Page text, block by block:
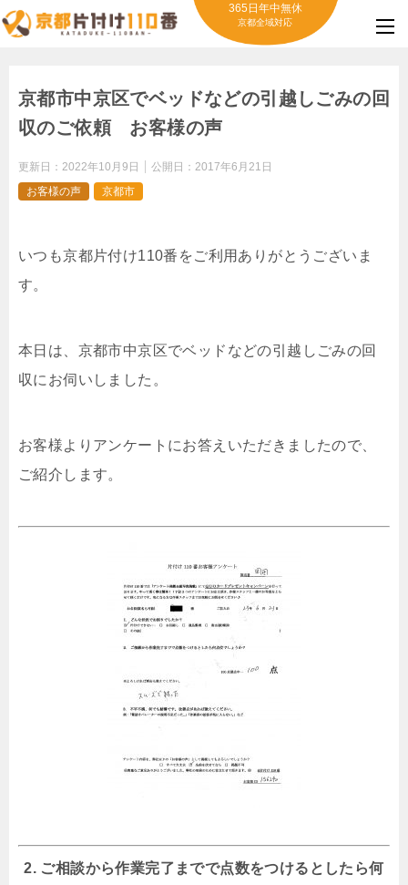
365日年中無休
京都全域対応
京都市中京区でベッドなどの引越しごみの回
収のご依頼 お客様の声
更新日： 2022年10月9日 公開日： 2017年6月21日
お客様の声
京都市
いつも京都片付け110番をご利用ありがとうございま
す。
本日は、京都市中京区でベッドなどの引越しごみの回
収にお伺いしました。
お客様よりアンケートにお答えいただきましたので、
ご紹介します。
2. ご相談から作業完了までで点数をつけるとしたら何